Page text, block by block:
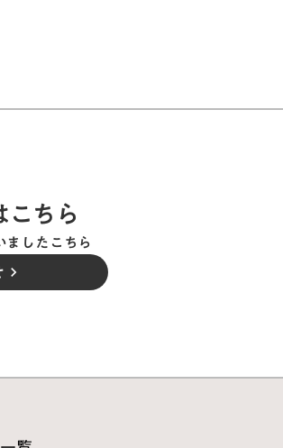
ちら
したこちら
keyboard_arrow_right